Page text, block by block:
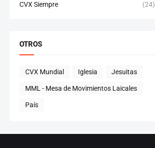
CVX Siempre (24)
OTROS
CVX Mundial Iglesia Jesuitas
MML - Mesa de Movimientos Laicales
País